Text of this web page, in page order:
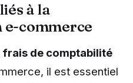
à la
e-commerce
frais de comptabilité
il est essentiel